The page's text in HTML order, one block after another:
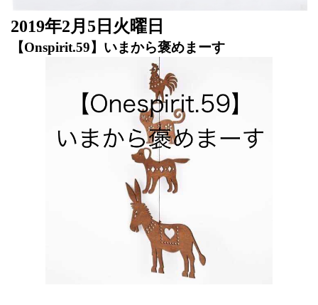
2019年2月5日火曜日
【Onspirit.59】いまから褒めまーす